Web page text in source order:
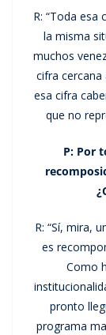
R: “Toda esa
la misma
muchos
cifra cercana
esa cifra
que no
P: Por
R: “Sí, mira,
es
Como
pronto
programa